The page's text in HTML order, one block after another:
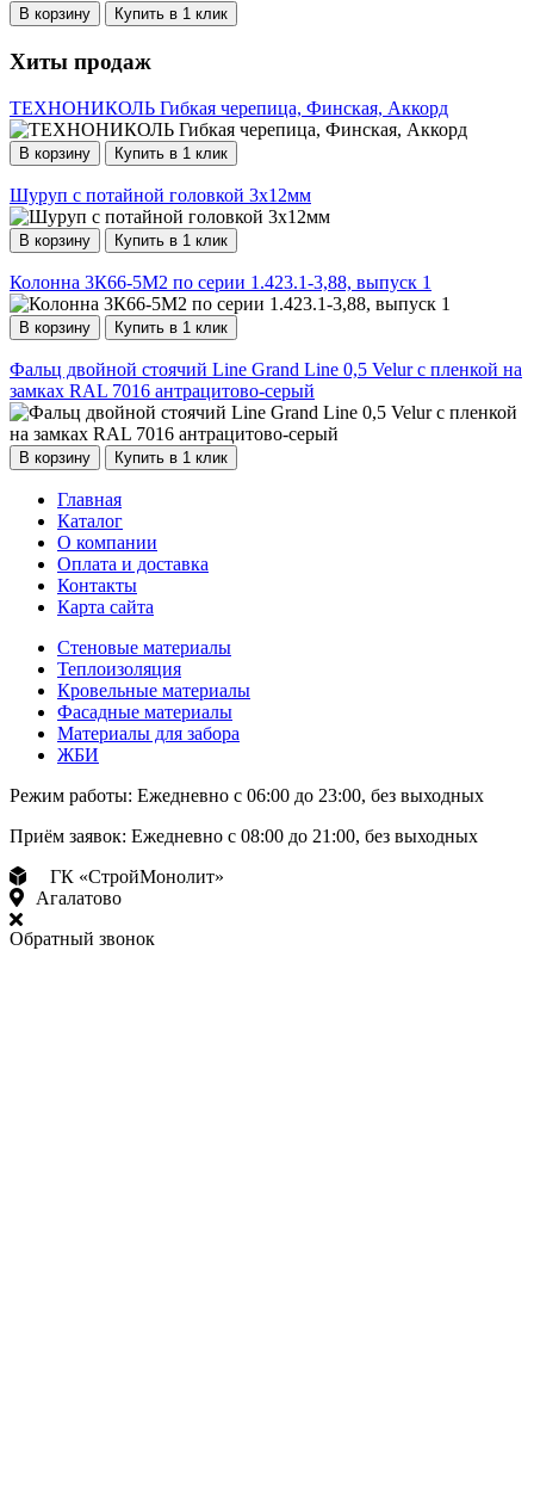
В корзину Купить в 1 клик
Хиты продаж
ТЕХНОНИКОЛЬ Гибкая черепица, Финская, Аккорд
В корзину Купить в 1 клик
Шуруп с потайной головкой 3х12мм
В корзину Купить в 1 клик
Колонна 3К66-5М2 по серии 1.423.1-3,88, выпуск 1
В корзину Купить в 1 клик
Фальц двойной стоячий Line Grand Line 0,5 Velur с пленкой на
замках RAL 7016 антрацитово-серый
В корзину Купить в 1 клик
Главная
Каталог
О компании
Оплата и доставка
Контакты
Карта сайта
Стеновые материалы
Теплоизоляция
Кровельные материалы
Фасадные материалы
Материалы для забора
ЖБИ
Режим работы: Ежедневно с 06:00 до 23:00, без выходных
Приём заявок: Ежедневно с 08:00 до 21:00, без выходных
ГК «СтройМонолит»
Агалатово
Обратный звонок